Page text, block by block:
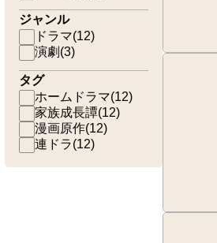
ジャンル
ドラマ(12)
演劇 (3)
タグ
ホームドラマ(12)
家族成長譚(12)
漫画原作(12)
連ドラ(12)